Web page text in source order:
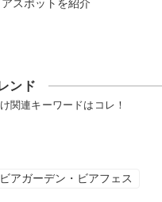
スポットを紹介
ンド
関連キーワードはコレ！
ビアガーデン・ビアフェス